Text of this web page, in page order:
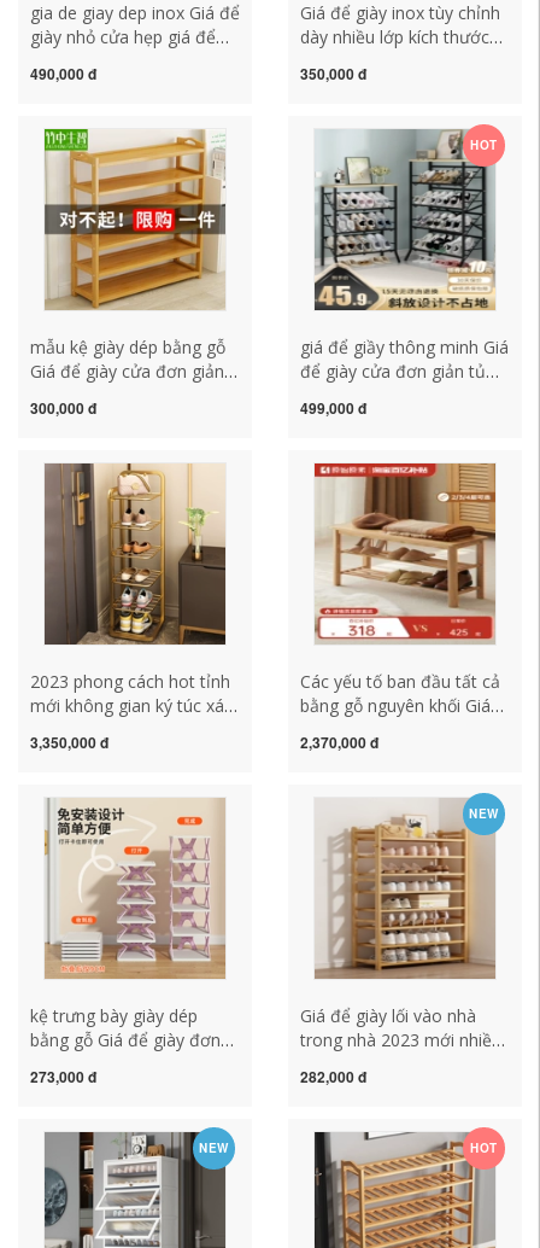
gia de giay dep inox Giá để
giày nhỏ cửa hẹp giá để
trữ hiện vật tiết kiệm
nhập giá giày kệ sắt để
giày dép kệ để giày mini
490,000 đ
Giá để giày inox tùy chỉnh
dày nhiều lớp kích thước
gian lưu trữ hộ gia đình ký
kệ để giày dép bằng sắt kệ
để giày dép inox 5 tầng
350,000 đ
mẫu kệ giày dép bằng gỗ
Giá để giày cửa đơn giản
gia đình 2023 bùng nổ mới
bằng gỗ nhiều lớp lưu trữ
kệ đê giày ke giay dep
300,000 đ
HOT
giá để giầy thông minh Giá
để giày cửa đơn giản tủ
mới 2022 ký túc xá giá
nhiều tầng tiết kiệm kệ để
giày mini giá để giày
499,000 đ
2023 phong cách hot tỉnh
mới không gian ký túc xá
giày nhà đơn giản cửa gấp
dép bằng nhựa kệ để giày
dép bằng gỗ
3,350,000 đ
Các yếu tố ban đầu tất cả
bằng gỗ nguyên khối Giá
tủ lưu trữ tủ giày đơn giản
đình B3095 giá để giày kệ
để dép bằng nhựa
2,370,000 đ
kệ trưng bày giày dép
bằng gỗ Giá để giày đơn
cửa nhà hẹp nhỏ có thể
lưu trữ hiện vật trong nhà
tiết kiệm không gian kệ
giày gỗ kệ gỗ để giày
273,000 đ
NEW
Giá để giày lối vào nhà
trong nhà 2023 mới nhiều
cho thuê phòng tủ giày
giày dép inox kệ trưng bày
giày dép bằng gỗ
282,000 đ
NEW HOT